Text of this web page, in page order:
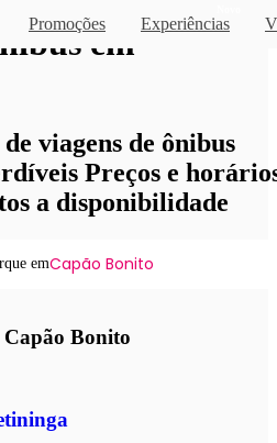
Promoções Experiências
em
viagens de ônibus
Preços e
a disponibilidade
emCapão Bonito
Capão Bonito